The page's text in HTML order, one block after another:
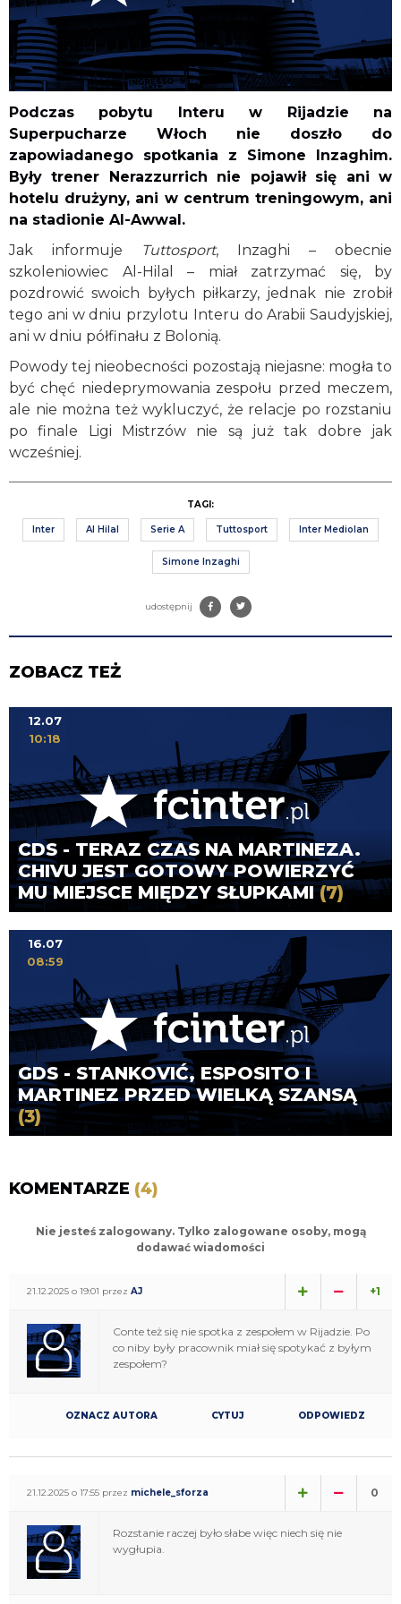
Podczas pobytu Interu w Rijadzie na
Superpucharze Włoch nie doszło do
zapowiadanego spotkania z Simone Inzaghim.
Były trener Nerazzurrich nie pojawił się ani w
hotelu drużyny, ani w centrum treningowym, ani
na stadionie Al-Awwal.
Jak informuje
Tuttosport, Inzaghi – obecnie
szkoleniowiec Al-Hilal – miał zatrzymać się, by
pozdrowić swoich byłych piłkarzy, jednak nie zrobił
tego ani w dniu przylotu Interu do Arabii Saudyjskiej,
ani w dniu półfinału z Bolonią.
Powody tej nieobecności pozostają niejasne: mogła to
być chęć niedeprymowania zespołu przed meczem,
ale nie można też wykluczyć, że relacje po rozstaniu
po finale Ligi Mistrzów nie są już tak dobre jak
wcześniej.
TAGI:
Inter Al Hilal Serie A Tuttosport Inter Mediolan
Simone Inzaghi
udostępnij
ZOBACZ TEŻ
CDS - TERAZ CZAS NA MARTINEZA.
CHIVU JEST GOTOWY POWIERZYĆ
MU MIEJSCE MIĘDZY SŁUPKAMI(7)
12.07
10:18
GDS - STANKOVIĆ, ESPOSITO I
MARTINEZ PRZED WIELKĄ SZANSĄ
(3)
16.07
08:59
KOMENTARZE (4)
Nie jesteś zalogowany. Tylko zalogowane osoby, mogą
dodawać wiadomości
21.12.2025 o 19:01 przez AJ +1
Conte też się nie spotka z zespołem w Rijadzie. Po
co niby były pracownik miał się spotykać z byłym
zespołem?
OZNACZ AUTORA CYTUJ ODPOWIEDZ
21.12.2025 o 17:55 przez michele_sforza 0
Rozstanie raczej było słabe więc niech się nie
wygłupia.